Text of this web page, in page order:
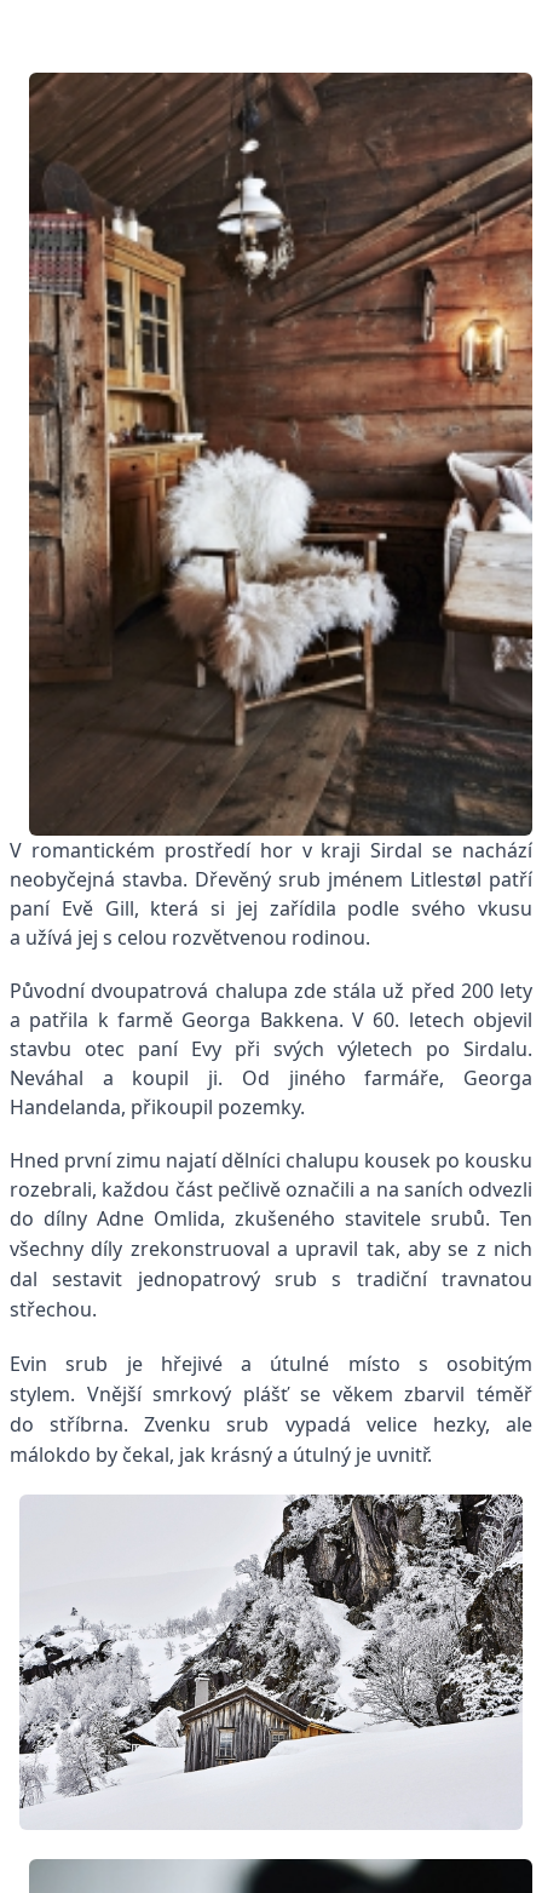
V romantickém prostředí hor v kraji Sirdal se nachází
neobyčejná stavba. Dřevěný srub jménem Litlestøl patří
paní Evě Gill, která si jej zařídila podle svého vkusu
a užívá jej s celou rozvětvenou rodinou.
Původní dvoupatrová chalupa zde stála už před 200 lety
a patřila k farmě Georga Bakkena. V 60. letech objevil
stavbu otec paní Evy při svých výletech po Sirdalu.
Neváhal a koupil ji. Od jiného farmáře, Georga
Handelanda, přikoupil pozemky.
Hned první zimu najatí dělníci chalupu kousek po kousku
rozebrali, každou část pečlivě označili a na saních odvezli
do dílny Adne Omlida, zkušeného stavitele srubů. Ten
všechny díly zrekonstruoval a upravil tak, aby se z nich
dal sestavit jednopatrový srub s tradiční travnatou
střechou.
Evin srub je hřejivé a útulné místo s osobitým
stylem. Vnější smrkový plášť se věkem zbarvil téměř
do stříbrna. Zvenku srub vypadá velice hezky, ale
málokdo by čekal, jak krásný a útulný je uvnitř.